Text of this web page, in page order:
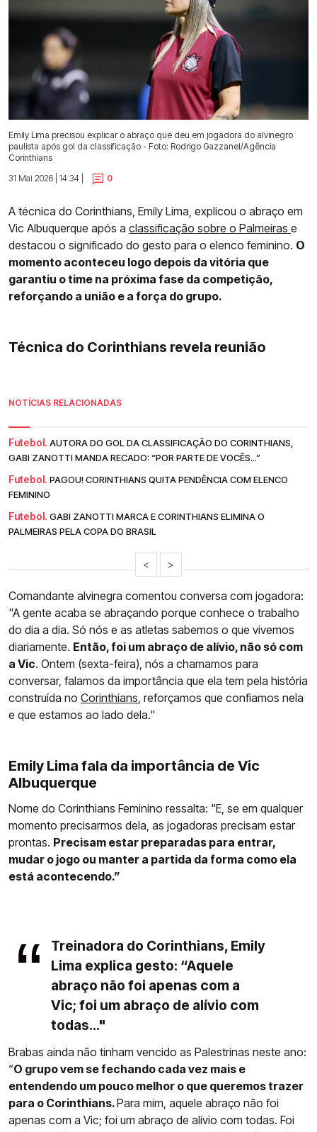
Emily Lima precisou explicar o abraço que deu em jogadora do alvinegro
paulista após gol da classificação - Foto: Rodrigo Gazzanel/Agência
Corinthians
31 Mai 2026 | 14:34 |
0
A técnica do Corinthians, Emily Lima, explicou o abraço em
Vic Albuquerque após a classificação sobre o Palmeiras e
destacou o significado do gesto para o elenco feminino. O
momento aconteceu logo depois da vitória que
garantiu o time na próxima fase da competição,
reforçando a união e a força do grupo.
Técnica do Corinthians revela reunião
NOTÍCIAS RELACIONADAS
Futebol. AUTORA DO GOL DA CLASSIFICAÇÃO DO CORINTHIANS,
GABI ZANOTTI MANDA RECADO: “POR PARTE DE VOCÊS...”
Futebol. PAGOU! CORINTHIANS QUITA PENDÊNCIA COM ELENCO
FEMININO
Futebol. GABI ZANOTTI MARCA E CORINTHIANS ELIMINA O
PALMEIRAS PELA COPA DO BRASIL
< >
Comandante alvinegra comentou conversa com jogadora:
"A gente acaba se abraçando porque conhece o trabalho
do dia a dia. Só nós e as atletas sabemos o que vivemos
diariamente. Então, foi um abraço de alívio, não só com
a Vic. Ontem (sexta-feira), nós a chamamos para
conversar, falamos da importância que ela tem pela história
construída no Corinthians , reforçamos que confiamos nela
e que estamos ao lado dela."
Emily Lima fala da importância de Vic
Albuquerque
Nome do Corinthians Feminino ressalta: "E, se em qualquer
momento precisarmos dela, as jogadoras precisam estar
prontas. Precisam estar preparadas para entrar,
mudar o jogo ou manter a partida da forma como ela
está acontecendo.”
Treinadora do Corinthians, Emily
Lima explica gesto: “Aquele
abraço não foi apenas com a
Vic; foi um abraço de alívio com
todas..."
Brabas ainda não tinham vencido as Palestrinas neste ano:
“O grupo vem se fechando cada vez mais e
entendendo um pouco melhor o que queremos trazer
para o Corinthians.Para mim, aquele abraço não foi
apenas com a Vic; foi um abraço de alívio com todas. Foi